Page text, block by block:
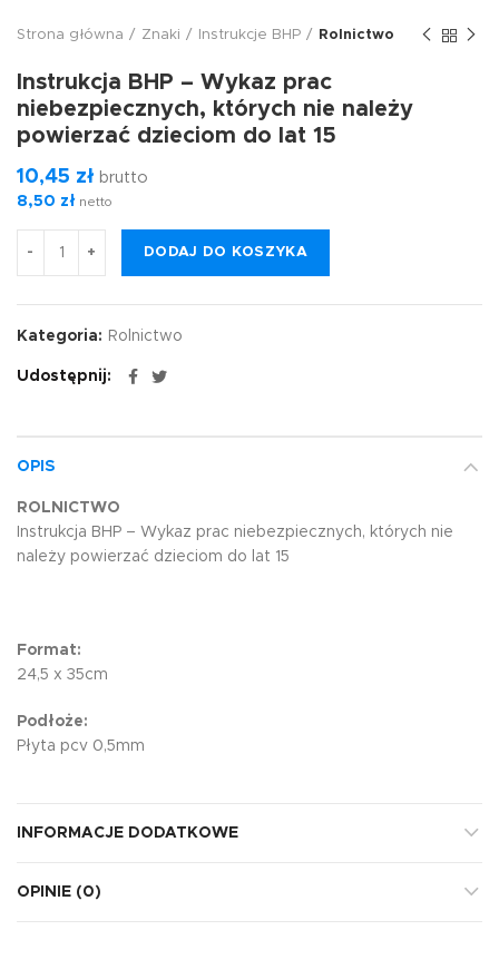
Strona główna Znaki Instrukcje BHP Rolnictwo
Instrukcja BHP – Wykaz prac
niebezpiecznych, których nie należy
powierzać dzieciom do lat 15
10,45 zł brutto
8,50 zł netto
DODAJ DO KOSZYKA
Kategoria: Rolnictwo
Udostępnij
OPIS
ROLNICTWO
Instrukcja BHP – Wykaz prac niebezpiecznych, których nie
należy powierzać dzieciom do lat 15
Format:
24,5 x 35cm
Podłoże:
Płyta pcv 0,5mm
INFORMACJE DODATKOWE
OPINIE (0)